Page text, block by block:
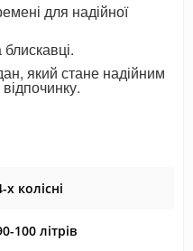
для надійної
який стане надійним
х колісні
100 літрів